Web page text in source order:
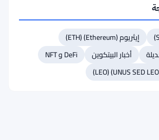
إيثريوم (Ethereum) (ETH)
أخبار البيتكوين
DeFi و NFT